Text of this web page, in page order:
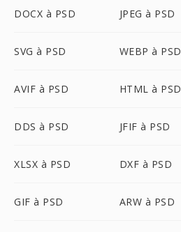
DOCX à PSD JPEG à PSD
SVG à PSD WEBP à PSD
AVIF à PSD HTML à PSD
DDS à PSD JFIF à PSD
XLSX à PSD DXF à PSD
GIF à PSD ARW à PSD